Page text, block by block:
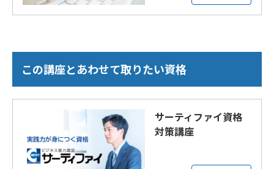
この講座とあわせて取りたい資格
サーティファイ資格
対策講座